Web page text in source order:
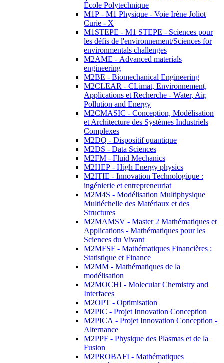
École Polytechnique
M1P - M1 Physique - Voie Irène Joliot
Curie - X
M1STEPE - M1 STEPE - Sciences pour
les défis de l'environnement/Sciences for
environmentals challenges
M2AME - Advanced materials
engineering
M2BE - Biomechanical Engineering
M2CLEAR - CLimat, Environnement,
Applications et Recherche - Water, Air,
Pollution and Energy
M2CMASIC - Conception, Modélisation
et Architecture des Systèmes Industriels
Complexes
M2DQ - Dispositif quantique
M2DS - Data Sciences
M2FM - Fluid Mechanics
M2HEP - High Energy physics
M2ITIE - Innovation Technologique :
ingénierie et entrepreneuriat
M2M4S - Modélisation Multiphysique
Multiéchelle des Matériaux et des
Structures
M2MAMSV - Master 2 Mathématiques et
Applications - Mathématiques pour les
Sciences du Vivant
M2MFSF - Mathématiques Financières :
Statistique et Finance
M2MM - Mathématiques de la
modélisation
M2MOCHI - Molecular Chemistry and
Interfaces
M2OPT - Optimisation
M2PIC - Projet Innovation Conception
M2PICA - Projet Innovation Conception -
Alternance
M2PPF - Physique des Plasmas et de la
Fusion
M2PROBAFI - Mathématiques